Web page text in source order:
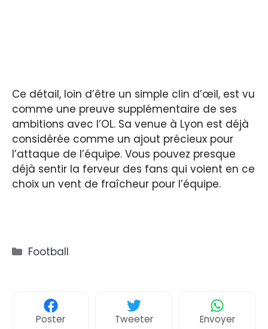
Ce détail, loin d’être un simple clin d’œil, est vu
comme une preuve supplémentaire de ses
ambitions avec l’OL. Sa venue à Lyon est déjà
considérée comme un ajout précieux pour
l’attaque de l’équipe. Vous pouvez presque
déjà sentir la ferveur des fans qui voient en ce
choix un vent de fraîcheur pour l’équipe.
Catégories
Football
Poster Tweeter Envoyer